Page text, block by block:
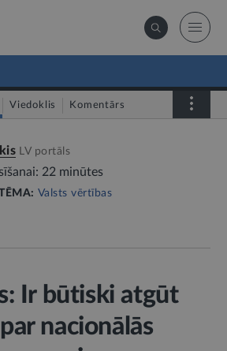
Viedoklis Komentārs
LV portāls
22 minūtes
Valsts vērtības
Ir būtiski atgūt
nacionālās